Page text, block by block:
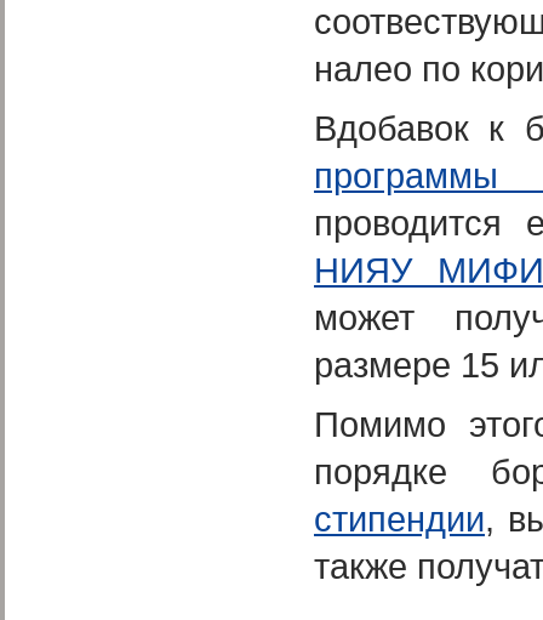
налео по
Вдобавок к
программы
проводится
НИЯУ
может
размере 15
Помимо
порядке
стипендии,
также